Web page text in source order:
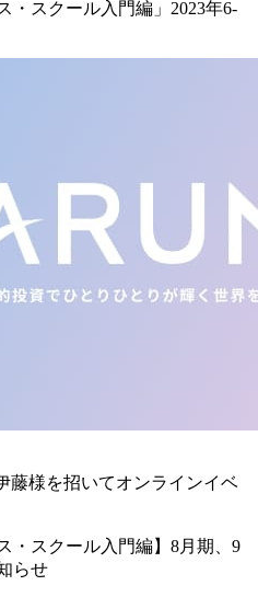
・スクール入門編」2023年6-
藤様を招いてオンラインイベ